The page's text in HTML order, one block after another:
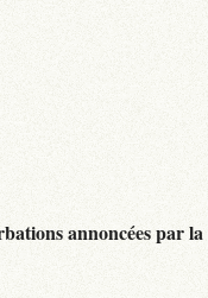
annoncées par